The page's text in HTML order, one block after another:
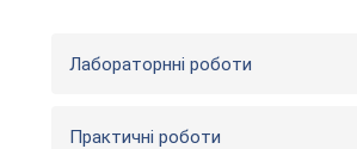
Лабораторнні роботи
Практичні роботи